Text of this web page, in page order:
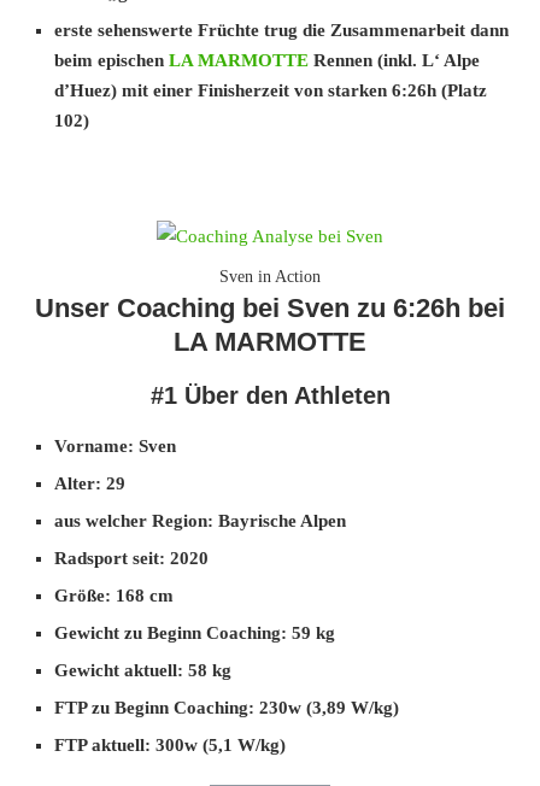
erste sehenswerte Früchte trug die Zusammenarbeit dann
beim epischen LA MARMOTTE Rennen (inkl. L‘ Alpe
d’Huez) mit einer Finisherzeit von starken 6:26h (Platz
102)
Sven in Action
Unser Coaching bei Sven zu 6:26h bei
LA MARMOTTE
#1 Über den Athleten
Vorname: Sven
Alter: 29
aus welcher Region: Bayrische Alpen
Radsport seit: 2020
Größe: 168 cm
Gewicht zu Beginn Coaching: 59 kg
Gewicht aktuell: 58 kg
FTP zu Beginn Coaching: 230w (3,89 W/kg)
FTP aktuell: 300w (5,1 W/kg)